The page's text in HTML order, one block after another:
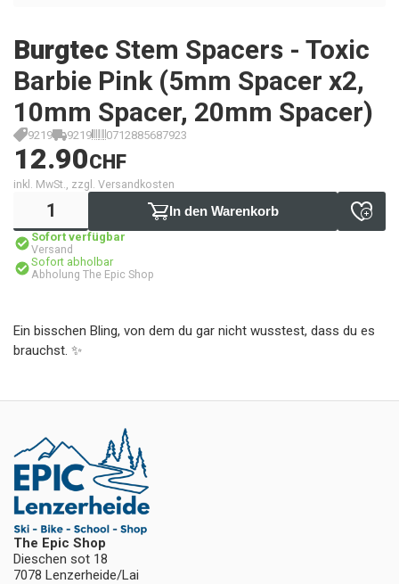
Burgtec Stem Spacers - Toxic
Barbie Pink (5mm Spacer x2,
10mm Spacer, 20mm Spacer)
9219 9219 0712885687923
12.90CHF
inkl. MwSt., zzgl. Versandkosten
In den Warenkorb
Sofort verfügbar
Versand
Sofort abholbar
Abholung The Epic Shop
Ein bisschen Bling, von dem du gar nicht wusstest, dass du es
brauchst. ✨
The Epic Shop
Dieschen sot 18
7078 Lenzerheide/Lai